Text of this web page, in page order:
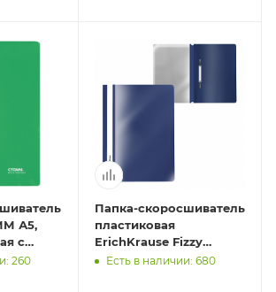
А5,
с
260
Папка-скоросшиватель
пластиковая
ErichKrause Fizzy
Classic, A4, синий (в
Есть в наличии: 680